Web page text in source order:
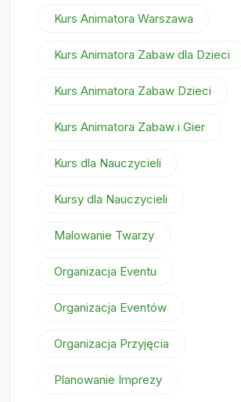
Kurs Animatora Warszawa
Kurs Animatora Zabaw dla Dzieci
Kurs Animatora Zabaw Dzieci
Kurs Animatora Zabaw i Gier
Kurs dla Nauczycieli
Kursy dla Nauczycieli
Malowanie Twarzy
Organizacja Eventu
Organizacja Eventów
Organizacja Przyjęcia
Planowanie Imprezy